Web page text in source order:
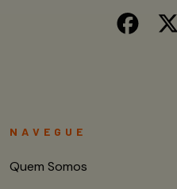
NAVEGUE
Quem Somos